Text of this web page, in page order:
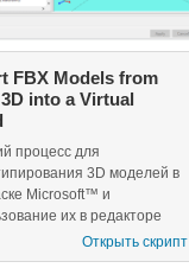
FBX Models from
into a Virtual
процесс для
3D моделей в
Microsoft™ и
их в редакторе
3D Animation™ и
просмотра. Этот
Открыть скрипт